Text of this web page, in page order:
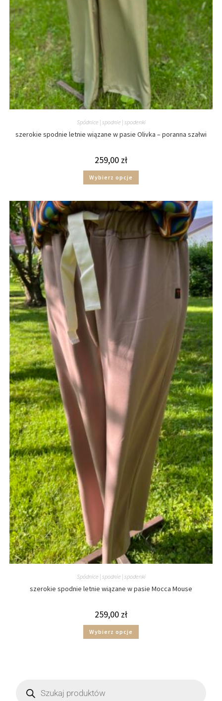
Spódnice | spodnie | spodenki
szerokie spodnie letnie wiązane w pasie Olivka – poranna szałwi
259,00 zł
Wybierz opcje
Spódnice | spodnie | spodenki
szerokie spodnie letnie wiązane w pasie Mocca Mouse
259,00 zł
Wybierz opcje